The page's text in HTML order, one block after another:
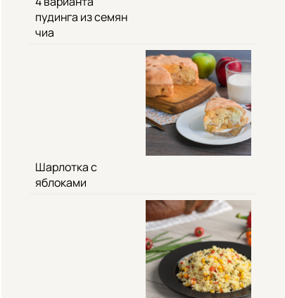
пудинга из семян
чиа
Шарлотка с
яблоками